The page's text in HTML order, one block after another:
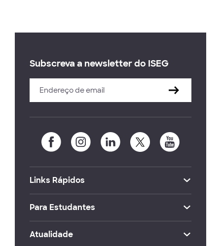
Subscreva a newsletter do ISEG
Links Rápidos
Para Estudantes
Atualidade